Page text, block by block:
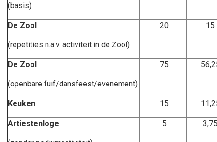
(basis)
De Zool
(repetities n.a.v. activiteit in de Zool)
20 15
De Zool
(openbare fuif/dansfeest/evenement)
75
Keuken 15
Artiestenloge 5 3,75